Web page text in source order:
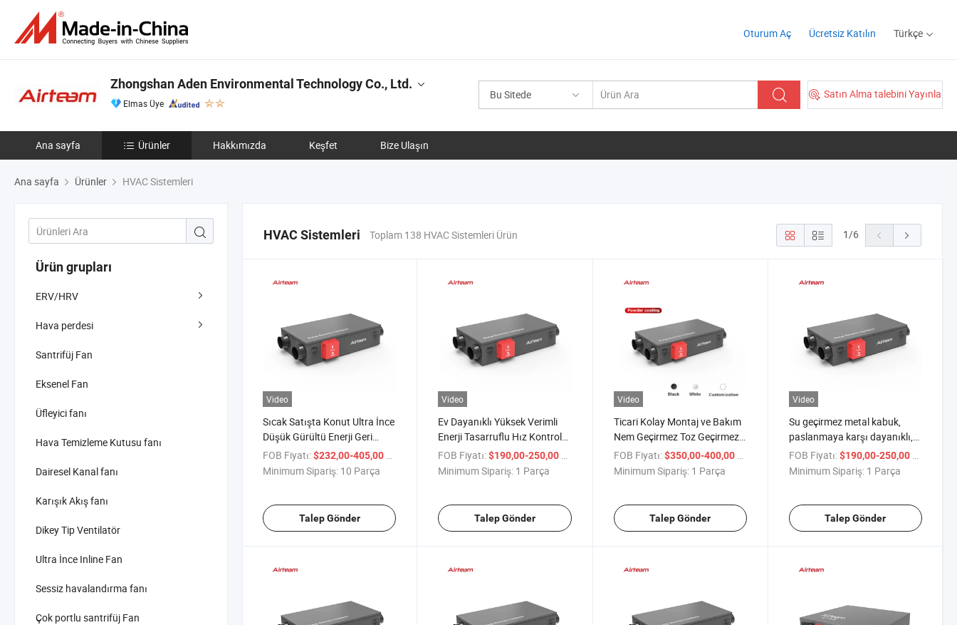
Oturum Aç Ücretsiz Katılın Türkçe
Bu Sitede Satın Alma talebini Yayınla
Zhongshan Aden Environmental Technology Co., Ltd.
Elmas Üye
Ana sayfa Ürünler Hakkımızda Keşfet Bize Ulaşın
Ana sayfa Ürünler HVAC Sistemleri
Ürün grupları
ERV/HRV
Hava perdesi
Santrifüj Fan
Eksenel Fan
Üfleyici fanı
Hava Temizleme Kutusu fanı
Dairesel Kanal fanı
Karışık Akış fanı
Dikey Tip Ventilatör
Ultra İnce Inline Fan
Sessiz havalandırma fanı
Çok portlu santrifüj Fan
HVAC Sistemleri Toplam 138 HVAC Sistemleri Ürün 1/6
Video
Sıcak Satışta Konut Ultra İnce
Düşük Gürültü Enerji Geri
Kazanım Ventilatörü
FOB Fiyatı:$232,00-405,00 / Parça
Minimum Sipariş: 10 Parça
Talep Gönder
Video
Ev Dayanıklı Yüksek Verimli
Enerji Tasarruflu Hız Kontrolü
Havalandırma Fanı
FOB Fiyatı: $190,00-250,00 / Parça
Minimum Sipariş: 1 Parça
Talep Gönder
Video
Ticari Kolay Montaj ve Bakım
Nem Geçirmez Toz Geçirmez
Enerji Geri Kazanım
Ventilatörü
FOB Fiyatı: $350,00-400,00 / Parça
Minimum Sipariş: 1 Parça
Talep Gönder
Video
Su geçirmez metal kabuk,
paslanmaya karşı dayanıklı,
korozyona karşı koruma,
enerji geri kazanım
havalandırma fanı CE ile
FOB Fiyatı: $190,00-250,00 / Parça
Minimum Sipariş: 1 Parça
Talep Gönder